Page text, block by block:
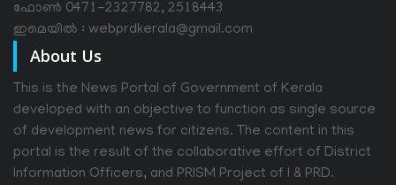
ഫോൺ 0471-2327782, 2518443
ഇമെയിൽ : webprdkerala@gmail.com
About Us
This is the News Portal of Government of Kerala
developed with an objective to function as single source
of development news for citizens. The content in this
portal is the result of the collaborative effort of District
Information Officers, and PRISM Project of I & PRD.